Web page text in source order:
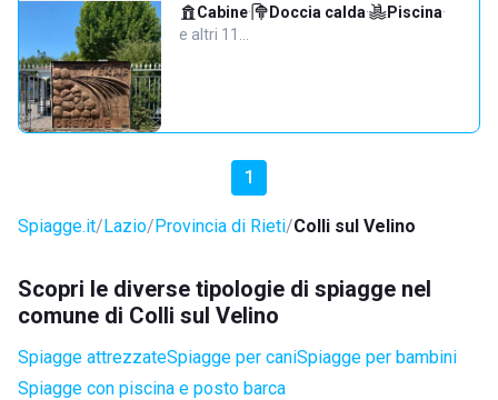
Cabine· Doccia calda· Piscina·
e altri 11…
1
Spiagge.it Lazio Provincia di Rieti Colli sul Velino
Scopri le diverse tipologie di spiagge nel
comune di Colli sul Velino
Spiagge attrezzateSpiagge per caniSpiagge per bambini
Spiagge con piscina e posto barca